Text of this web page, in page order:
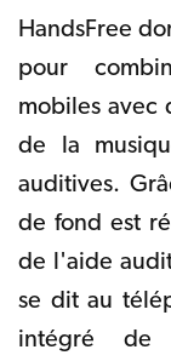
HandsFree
pour
mobiles avec
de la
auditives.
de fond est
de l'aide
se dit au
intégré de